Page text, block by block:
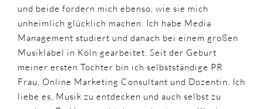
und beide fordern mich ebenso, wie sie mich
unheimlich glücklich machen. Ich habe Media
Management studiert und danach bei einem großen
Musiklabel in Köln gearbeitet. Seit der Geburt
meiner ersten Tochter bin ich selbstständige PR
Frau, Online Marketing Consultant und Dozentin. Ich
liebe es, Musik zu entdecken und auch selbst zu